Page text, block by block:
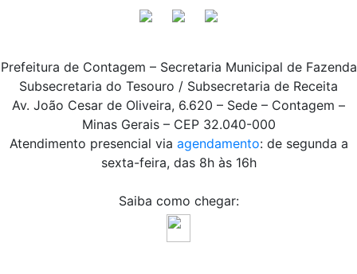
Prefeitura de Contagem – Secretaria Municipal de Fazenda
Subsecretaria do Tesouro / Subsecretaria de Receita
Av. João Cesar de Oliveira, 6.620 – Sede – Contagem –
Minas Gerais – CEP 32.040-000
Atendimento presencial via agendamento: de segunda a
sexta-feira, das 8h às 16h
Saiba como chegar: